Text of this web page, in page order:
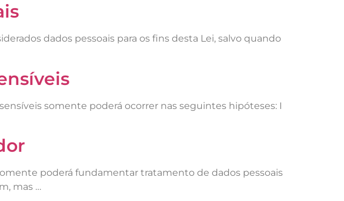
dados pessoais para os fins desta Lei, salvo quando
somente poderá ocorrer nas seguintes hipóteses: I
poderá fundamentar tratamento de dados pessoais
mas …